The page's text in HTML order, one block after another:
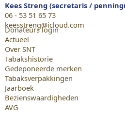
Kees Streng (secretaris /
06 - 53 51 65 73
keesstreng@icloud.com
Donateurs login
Actueel
Over SNT
Tabakshistorie
Gedeponeerde merken
Tabaksverpakkingen
Jaarboek
Bezienswaardigheden
AVG